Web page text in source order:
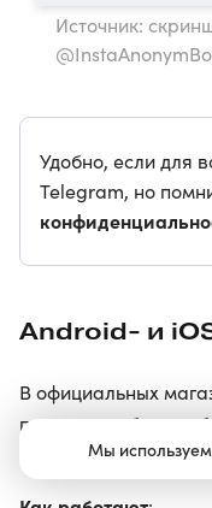
Мы используем
Источник:
Удобно, если для
Telegram, но
Android‑ и
В официальных
программы быстро
источниках они есть.